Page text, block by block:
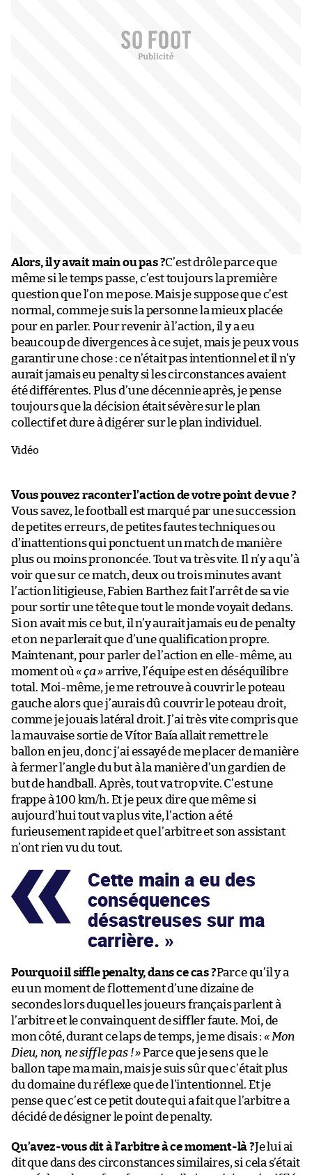
Alors, il y avait main ou pas ?C’est drôle parce que
même si le temps passe, c’est toujours la première
question que l’on me pose. Mais je suppose que c’est
normal, comme je suis la personne la mieux placée
pour en parler. Pour revenir à l’action, il y a eu
beaucoup de divergences à ce sujet, mais je peux vous
garantir une chose : ce n’était pas intentionnel et il n’y
aurait jamais eu penalty si les circonstances avaient
été différentes. Plus d’une décennie après, je pense
toujours que la décision était sévère sur le plan
collectif et dure à digérer sur le plan individuel.
Vidéo
Vous pouvez raconter l’action de votre point de vue ?
Vous savez, le football est marqué par une succession
de petites erreurs, de petites fautes techniques ou
d’inattentions qui ponctuent un match de manière
plus ou moins prononcée. Tout va très vite. Il n’y a qu’à
voir que sur ce match, deux ou trois minutes avant
l’action litigieuse, Fabien Barthez fait l’arrêt de sa vie
pour sortir une tête que tout le monde voyait dedans.
Si on avait mis ce but, il n’y aurait jamais eu de penalty
et on ne parlerait que d’une qualification propre.
Maintenant, pour parler de l’action en elle-même, au
moment où« ça »arrive, l’équipe est en déséquilibre
total. Moi-même, je me retrouve à couvrir le poteau
gauche alors que j’aurais dû couvrir le poteau droit,
comme je jouais latéral droit. J’ai très vite compris que
la mauvaise sortie de Vítor Baía allait remettre le
ballon en jeu, donc j’ai essayé de me placer de manière
à fermer l’angle du but à la manière d’un gardien de
but de handball. Après, tout va trop vite. C’est une
frappe à 100 km/h. Et je peux dire que même si
aujourd’hui tout va plus vite, l’action a été
furieusement rapide et que l’arbitre et son assistant
n’ont rien vu du tout.
Cette main a eu des
conséquences
désastreuses sur ma
carrière.
Pourquoi il siffle penalty, dans ce cas ?Parce qu’il y a
eu un moment de flottement d’une dizaine de
secondes lors duquel les joueurs français parlent à
l’arbitre et le convainquent de siffler faute. Moi, de
mon côté, durant ce laps de temps, je me disais :« Mon
Dieu, non, ne siffle pas ! »Parce que je sens que le
ballon tape ma main, mais je suis sûr que c’était plus
du domaine du réflexe que de l’intentionnel. Et je
pense que c’est ce petit doute qui a fait que l’arbitre a
décidé de désigner le point de penalty.
Qu’avez-vous dit à l’arbitre à ce moment-là ?Je lui ai
dit que dans des circonstances similaires, si cela s’était